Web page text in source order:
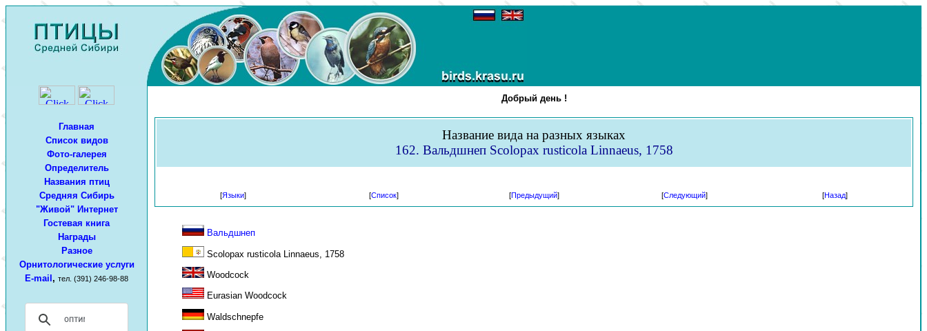
Главная
Список видов
Фото-галерея
Определитель
Названия птиц
Средняя Сибирь
"Живой" Интернет
Гостевая книга
Награды
Разное
Орнитологические услуги
E-mail , тел. (391) 246-98-88
Добрый день !
Название вида на разных языках
162. Вальдшнеп Scolopax rusticola Linnaeus, 1758
[Языки] [Список] [Предыдущий] [Следующий] [Назад]
Вальдшнеп
Scolopax rusticola Linnaeus, 1758
Woodcock
Eurasian Woodcock
Waldschnepfe